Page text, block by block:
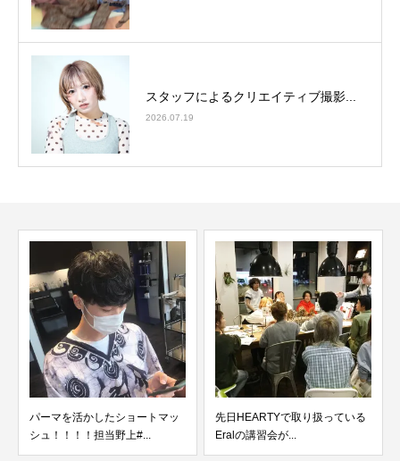
スタッフによるクリエイティブ撮影...
2026.07.19
パーマを活かしたショートマッ
シュ！！！！担当野上#...
先日HEARTYで取り扱っている
Eralの講習会が...